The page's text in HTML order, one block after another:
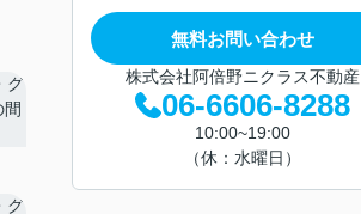
無料お問い合わせ
株式会社阿倍野ニクラス不動産
06-6606-8288
10:00~19:00
（休：水曜日）